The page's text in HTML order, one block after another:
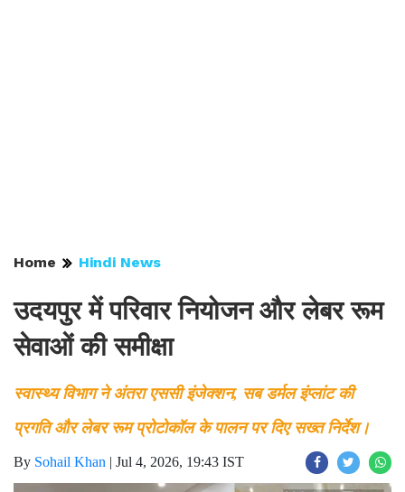
Home Hindi News
उदयपुर में परिवार नियोजन और लेबर रूम
सेवाओं की समीक्षा
स्वास्थ्य विभाग ने अंतरा एससी इंजेक्शन, सब डर्मल इंप्लांट की
प्रगति और लेबर रूम प्रोटोकॉल के पालन पर दिए सख्त निर्देश।
By Sohail Khan | Jul 4, 2026, 19:43 IST